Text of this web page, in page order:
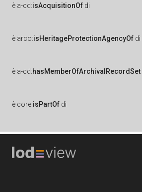
è a-cd:isAcquisitionOf di
è arco:isHeritageProtectionAgencyOf di
è a-cd:hasMemberOfArchivalRecordSet
è core:isPartOf di